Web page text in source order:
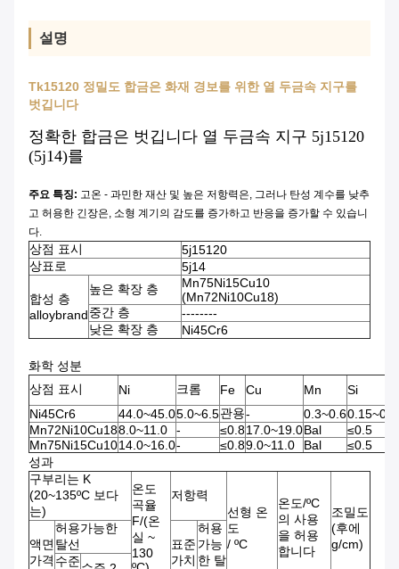
설명
Tk15120 정밀도 합금은 화재 경보를 위한 열 두금속 지구를
벗깁니다
정확한 합금은 벗깁니다 열 두금속 지구 5j15120
(5j14)를
주요 특징: 고온 - 과민한 재산 및 높은 저항력은, 그러나 탄성 계수를 낮추
고 허용한 긴장은, 소형 계기의 감도를 증가하고 반응을 증가할 수 있습니
다.
상점 표시
5j15120
상표로
5j14
합성 층
alloybrand
높은 확장 층
Mn75Ni15Cu10
(Mn72Ni10Cu18)
중간 층
--------
낮은 확장 층
Ni45Cr6
화학 성분
상점 표시
Ni 크롬 Fe Cu Mn Si
Ni45Cr6
44.0~45.05.0~6.5관용- 0.3~0.60.15~0.3
Mn72Ni10Cu188.0~11.0 - ≤0.817.0~19.0Bal ≤0.5
Mn75Ni15Cu1014.0~16.0- ≤0.89.0~11.0 Bal ≤0.5
성과
구부리는 K
(20~135ºC 보다
는)
온도
곡율
F/(온
실 ~
130
저항력
선형 온
도
/ ºC
온도/ºC
의 사용
을 허용
합니다
조밀도
(후에
g/cm)
액면
가격
허용가능한
탈선
표준
가치
허용
가능
한 탈
수준